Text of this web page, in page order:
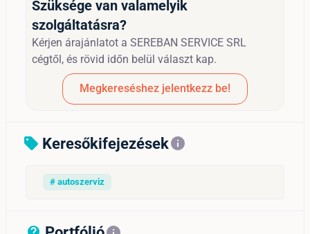
Szüksége van valamelyik
szolgáltatásra?
Kérjen árajánlatot a SEREBAN SERVICE SRL
cégtől, és rövid időn belül választ kap.
Megkereséshez jelentkezz be!
sell Keresőkifejezésekinfo
# autoszerviz